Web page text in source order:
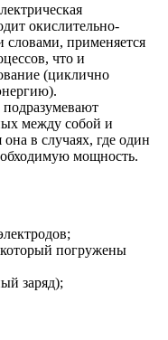
окислительно-
словами, применяется
что и
(циклично
между собой и
в случаях, где один
мощность.
который погружены
заряд);